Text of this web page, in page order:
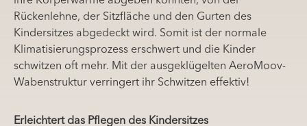
Rückenlehne, der Sitzfläche und den Gurten des
Kindersitzes abgedeckt wird. Somit ist der normale
Klimatisierungsprozess erschwert und die Kinder
schwitzen oft mehr. Mit der ausgeklügelten AeroMoov-
Wabenstruktur verringert ihr Schwitzen effektiv!
Erleichtert das Pflegen des Kindersitzes